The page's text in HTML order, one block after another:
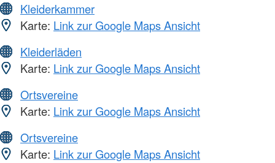
Kleiderkammer
Karte: Link zur Google Maps Ansicht
Kleiderläden
Karte: Link zur Google Maps Ansicht
Ortsvereine
Karte: Link zur Google Maps Ansicht
Ortsvereine
Karte: Link zur Google Maps Ansicht